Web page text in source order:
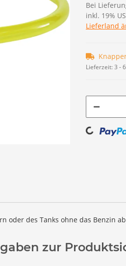
Bei
inkl. 19%
Lieferland
Lieferzeit:3 -
Loading...
oder des Tanks ohne das Benzin
zur